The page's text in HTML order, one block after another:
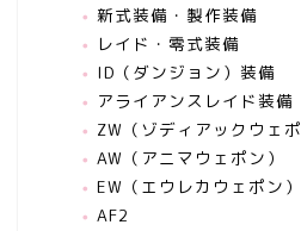
新式装備・製作装備
レイド・零式装備
ID（ダンジョン）装備
アライアンスレイド装備
ZW（ゾディアックウェポ
AW（アニマウェポン）
EW（エウレカウェポン）
AF2